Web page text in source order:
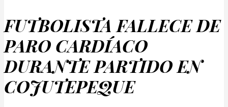
FUTBOLISTA FALLECE DE
PARO CARDÍACO
DURANTE PARTIDO EN
COJUTEPEQUE